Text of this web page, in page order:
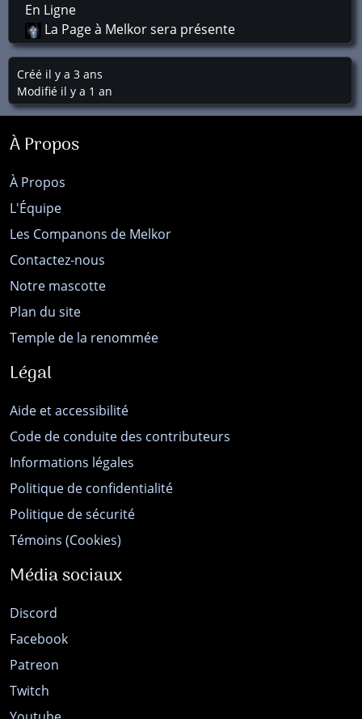
En Ligne
La Page à Melkor sera présente
Créé il y a 3 ans
Modifié il y a 1 an
À Propos
À Propos
L'Équipe
Les Companons de Melkor
Contactez-nous
Notre mascotte
Plan du site
Temple de la renommée
Légal
Aide et accessibilité
Code de conduite des contributeurs
Informations légales
Politique de confidentialité
Politique de sécurité
Témoins (Cookies)
Média sociaux
Discord
Facebook
Patreon
Twitch